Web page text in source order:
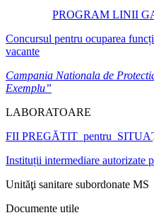
PROGRAM LINII
Concursul pentru ocuparea
vacante
Campania Nationala de
Exemplu”
LABORATOARE
FII PREGĂTIT pentru
Instituții intermediare autorizate
Unităţi sanitare subordonate MS
Documente utile